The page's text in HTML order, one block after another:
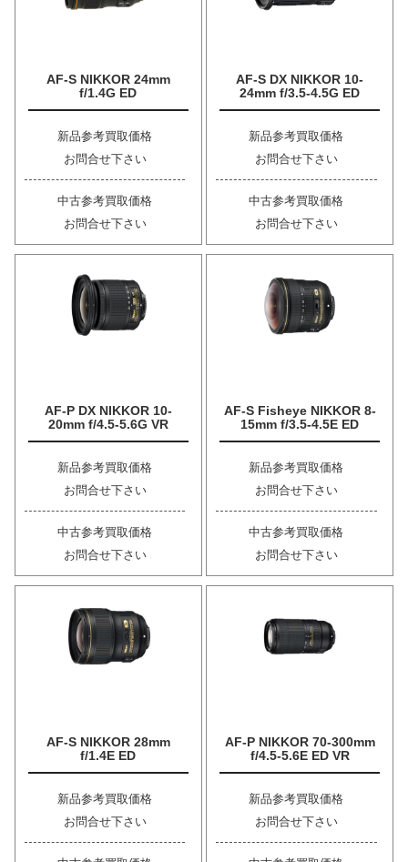
AF-S NIKKOR 24mm
f/1.4G ED
新品参考買取価格
お問合せ下さい
中古参考買取価格
お問合せ下さい
AF-S DX NIKKOR 10-
24mm f/3.5-4.5G ED
新品参考買取価格
お問合せ下さい
中古参考買取価格
お問合せ下さい
AF-P DX NIKKOR 10-
20mm f/4.5-5.6G VR
新品参考買取価格
お問合せ下さい
中古参考買取価格
お問合せ下さい
AF-S Fisheye NIKKOR 8-
15mm f/3.5-4.5E ED
新品参考買取価格
お問合せ下さい
中古参考買取価格
お問合せ下さい
AF-S NIKKOR 28mm
f/1.4E ED
新品参考買取価格
お問合せ下さい
AF-P NIKKOR 70-300mm
f/4.5-5.6E ED VR
新品参考買取価格
お問合せ下さい